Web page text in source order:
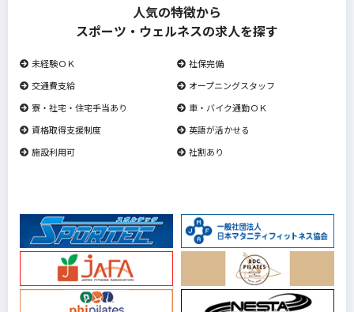
人気の特徴から
スポーツ・ウェルネスの求人を探す
未経験ＯＫ
社保完備
交通費支給
オープニングスタッフ
寮・社宅・住宅手当あり
車・バイク通勤ＯＫ
資格取得支援制度
英語が活かせる
施設利用可
社割あり